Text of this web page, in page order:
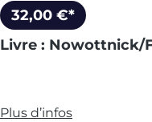
32,00 €*
Livre : Nowottnick/
Plus d’infos